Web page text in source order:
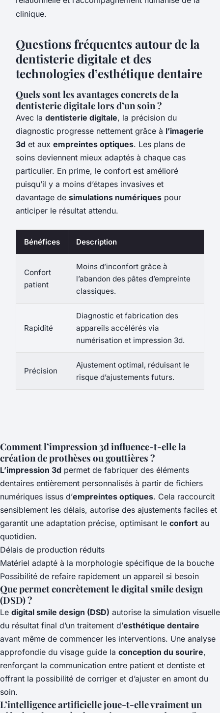
clinique.
Questions fréquentes autour de la
dentisterie digitale et des
technologies d’esthétique dentaire
Quels sont les avantages concrets de la
dentisterie digitale lors d’un soin ?
Avec la dentisterie digitale, la précision du
diagnostic progresse nettement grâce à l’imagerie
3d et aux empreintes optiques. Les plans de
soins deviennent mieux adaptés à chaque cas
particulier. En prime, le confort est amélioré
puisqu’il y a moins d’étapes invasives et
davantage de simulations numériques pour
anticiper le résultat attendu.
Bénéfices Description
Confort
patient
Moins d’inconfort grâce à
l’abandon des pâtes d’empreinte
classiques.
Rapidité
Diagnostic et fabrication des
appareils accélérés via
numérisation et impression 3d.
Précision
Ajustement optimal, réduisant le
risque d’ajustements futurs.
Comment l’impression 3d influence-t-elle la
création de prothèses ou gouttières ?
L’impression 3d permet de fabriquer des éléments
dentaires entièrement personnalisés à partir de fichiers
numériques issus d’empreintes optiques. Cela raccourcit
sensiblement les délais, autorise des ajustements faciles et
garantit une adaptation précise, optimisant le confort au
quotidien.
Délais de production réduits
Matériel adapté à la morphologie spécifique de la bouche
Possibilité de refaire rapidement un appareil si besoin
Que permet concrètement le digital smile design
(DSD) ?
Le digital smile design (DSD) autorise la simulation visuelle
du résultat final d’un traitement d’esthétique dentaire
avant même de commencer les interventions. Une analyse
approfondie du visage guide la conception du sourire,
renforçant la communication entre patient et dentiste et
offrant la possibilité de corriger et d’ajuster en amont du
soin.
L’intelligence artificielle joue-t-elle vraiment un